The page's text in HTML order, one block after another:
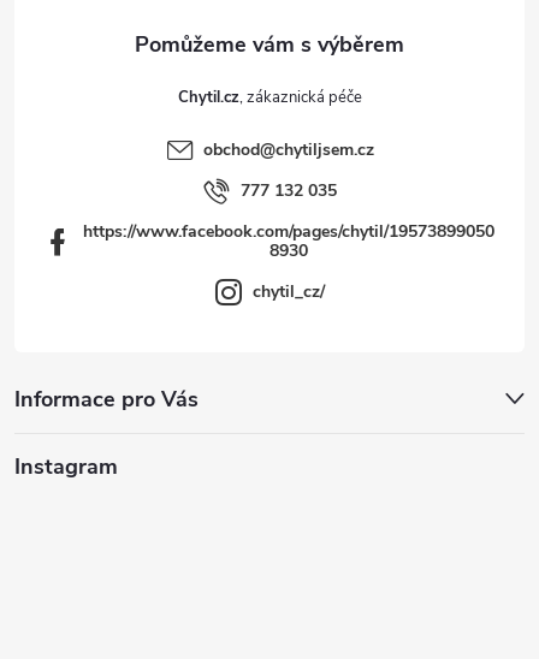
Chytil.cz
obchod@chytiljsem.cz
777 132 035
https://www.facebook.com/pages/chytil/19573899050
8930
chytil_cz/
Informace pro Vás
Instagram